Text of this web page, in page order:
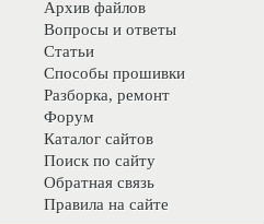
Архив файлов
Вопросы и ответы
Статьи
Способы прошивки
Разборка, ремонт
Форум
Каталог сайтов
Поиск по сайту
Обратная связь
Правила на сайте